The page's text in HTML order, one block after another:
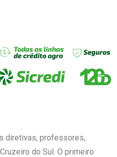
diretivas, professores,
do Sul. O primeiro